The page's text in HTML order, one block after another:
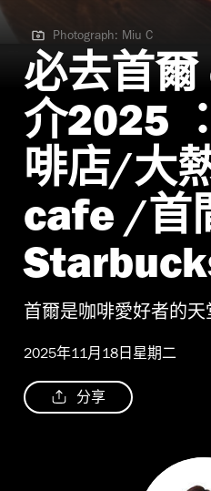
Photograph: Miu C
Photograph: Miu C
必去首
介2025
啡店/大
cafe /首
首爾是咖啡愛好者的天
2025年11月18日星期二
分享